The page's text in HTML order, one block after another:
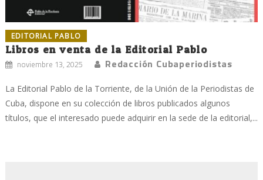
EDITORIAL PABLO
Libros en venta de la Editorial Pablo
noviembre 13, 2025 Redacción Cubaperiodistas
La Editorial Pablo de la Torriente, de la Unión de la Periodistas de
Cuba, dispone en su colección de libros publicados algunos
títulos, que el interesado puede adquirir en la sede de la editorial,...